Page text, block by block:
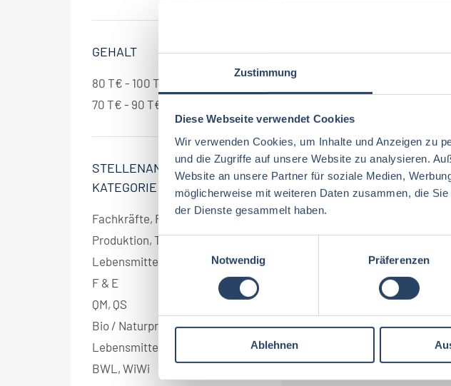
Zustimmung
Diese Webseite verwendet Cookies
Wir verwenden Cookies, um Inhalte und Anzeigen zu
und die Zugriffe auf unsere Website zu analysieren.
Website an unsere Partner für soziale Medien,
möglicherweise mit weiteren Daten zusammen, die
der Dienste gesammelt haben.
E
l
g
Notwendig Präferenzen
Ablehnen
GEHALT
80 T€ - 100 T€ pro Jahr
70 T€ - 90 T€ pro Jahr
STELLENANGEBOT
KATEGORIE
Fachkräfte, Führungskräfte
2
Produktion, Technik
2
Lebensmitteltechnologie
1
F & E
1
QM, QS
Bio / Naturprodukte
1
Lebensmitteltechnik
1
BWL, WiWi